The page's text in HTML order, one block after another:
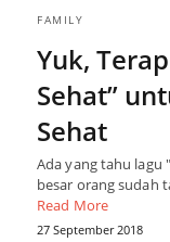
FAMILY
Yuk,
Sehat”
Sehat
Ada yang tahu lagu
besar orang sudah
Read More
27 September 2018